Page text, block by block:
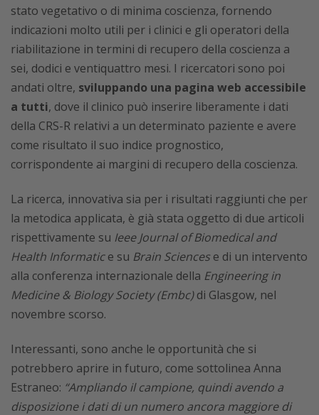
stato vegetativo o di minima coscienza, fornendo
indicazioni molto utili per i clinici e gli operatori della
riabilitazione in termini di recupero della coscienza a
sei, dodici e ventiquattro mesi. I ricercatori sono poi
andati oltre, sviluppando una pagina web accessibile
a tutti, dove il clinico può inserire liberamente i dati
della CRS-R relativi a un determinato paziente e avere
come risultato il suo indice prognostico,
corrispondente ai margini di recupero della coscienza.
La ricerca, innovativa sia per i risultati raggiunti che per
la metodica applicata, è già stata oggetto di due articoli
rispettivamente su Ieee Journal of Biomedical and
Health Informatice su Brain Sciences e di un intervento
alla conferenza internazionale della Engineering in
Medicine & Biology Society (Embc)di Glasgow, nel
novembre scorso.
Interessanti, sono anche le opportunità che si
potrebbero aprire in futuro, come sottolinea Anna
Estraneo: “Ampliando il campione, quindi avendo a
disposizione i dati di un numero ancora maggiore di